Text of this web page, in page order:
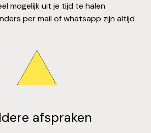
mogelijk uit je tijd te halen
per mail of whatsapp zijn altijd
afspraken